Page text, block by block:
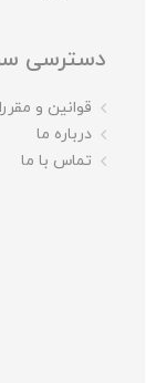
دسترسی
قوانین و
درباره ما
تماس با ما